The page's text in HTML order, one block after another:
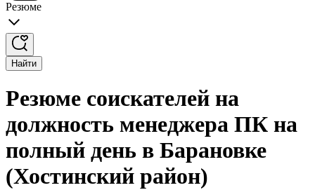
Резюме
Найти
Резюме соискателей на
должность менеджера ПК на
полный день в Барановке
(Хостинский район)